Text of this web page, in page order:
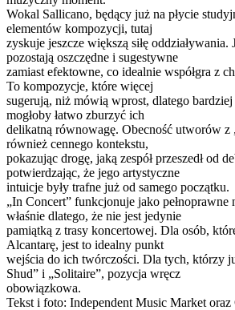
Wokal Sallicano, będący już na płycie
elementów kompozycji, tutaj
zyskuje jeszcze większą siłę oddziaływania.
pozostają oszczędne i sugestywne
zamiast efektowne, co idealnie współgra z
To kompozycje, które więcej
sugerują, niż mówią wprost, dlatego
mogłoby łatwo zburzyć ich
delikatną równowagę. Obecność utworów z
również cennego kontekstu,
pokazując drogę, jaką zespół przeszedł od
potwierdzając, że jego artystyczne
intuicje były trafne już od samego początku.
„In Concert” funkcjonuje jako
właśnie dlatego, że nie jest jedynie
pamiątką z trasy koncertowej. Dla osób,
Alcantarę, jest to idealny punkt
wejścia do ich twórczości. Dla tych, którzy
Shud” i „Solitaire”, pozycja wręcz
obowiązkowa.
Tekst i foto: Independent Music Market oraz